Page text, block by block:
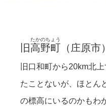
旧高野町
たかのちょう
（ 庄原市）
旧口和町から20km北
たことないが、ほとん
の標高にいるのかもわ